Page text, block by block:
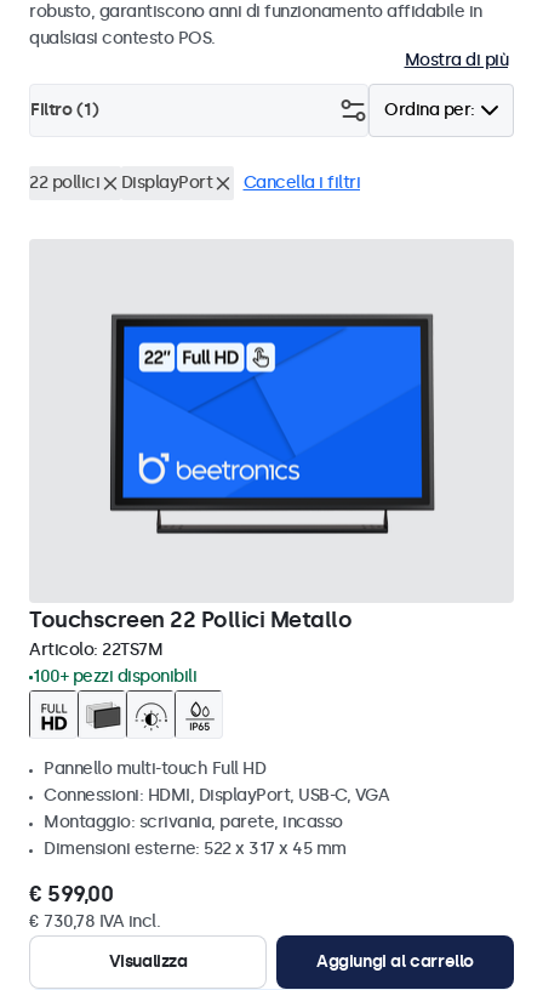
robusto, garantiscono anni di funzionamento affidabile in
qualsiasi contesto POS.
Mostra di più
Ordina per:
Filtro (1)
22 pollici DisplayPort Cancella i filtri
Touchscreen 22 Pollici Metallo
Articolo: 22TS7M
100+ pezzi disponibili
Pannello multi-touch Full HD
Connessioni: HDMI, DisplayPort, USB-C, VGA
Montaggio: scrivania, parete, incasso
Dimensioni esterne: 522 x 317 x 45 mm
€ 599,00
€ 730,78 IVA incl.
Visualizza
Aggiungi al carrello